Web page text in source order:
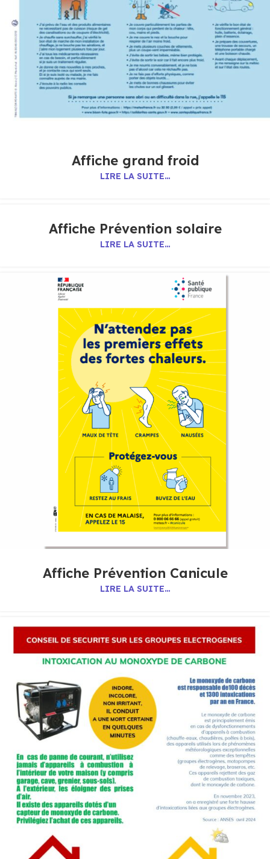
Affiche grand froid
LIRE LA SUITE…
Affiche Prévention solaire
LIRE LA SUITE…
Affiche Prévention Canicule
LIRE LA SUITE…